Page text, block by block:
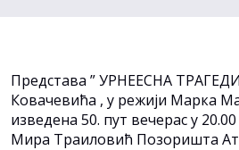
Представа ” УРНЕЕСНА
Ковачевића , у режији Марка
изведена 50. пут вечерас у
Мира Траиловић Позоришта